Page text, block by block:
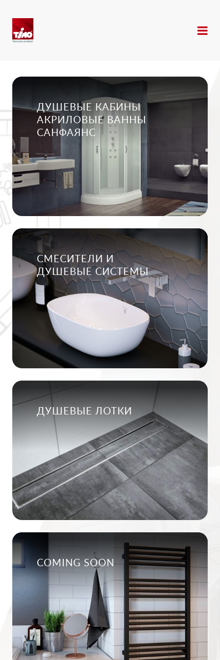
ДУШЕВЫЕ КАБИНЫ
АКРИЛОВЫЕ ВАННЫ
САНФАЯНС
СМЕСИТЕЛИ И
ДУШЕВЫЕ СИСТЕМЫ
ДУШЕВЫЕ ЛОТКИ
COMING SOON